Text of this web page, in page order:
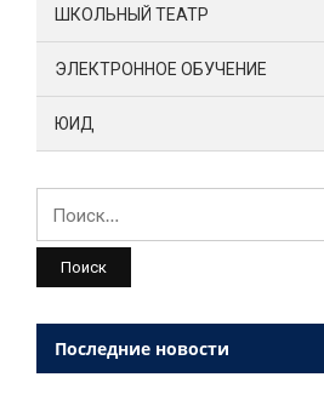
ШКОЛЬНЫЙ ТЕАТР
ЭЛЕКТРОННОЕ ОБУЧЕНИЕ
ЮИД
Последние новости